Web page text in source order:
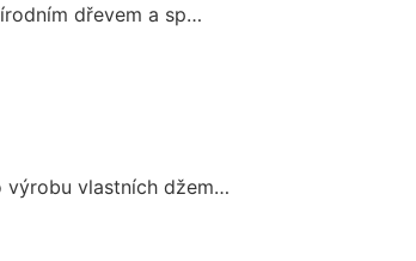
dřevem a sp…
výrobu vlastních džem…